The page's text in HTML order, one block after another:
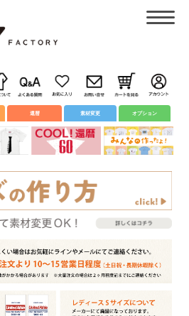
還暦 素材変更 オプション